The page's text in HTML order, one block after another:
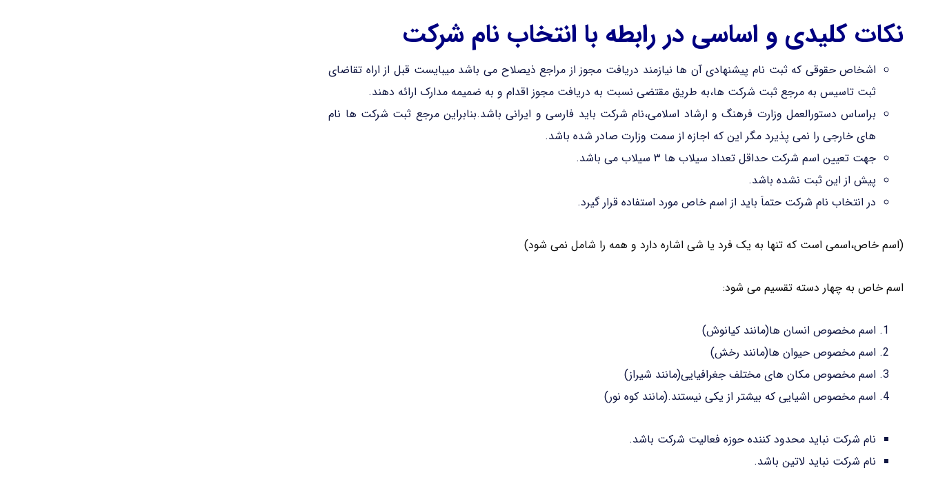
نکات کلیدی و اساسی در رابطه با انتخاب نام شرکت
اشخاص حقوقی که ثبت نام پیشنهادی آن ها نیازمند دریافت مجوز از مراجع ذیصلاح می باشد میبایست قبل از اراه تقاضای
ثبت تاسیس به مرجع ثبت شرکت ها،به طریق مقتضی نسبت به دریافت مجوز اقدام و به ضمیمه مدارک ارائه دهند.
براساس دستورالعمل وزارت فرهنگ و ارشاد اسلامی،نام شرکت باید فارسی و ایرانی باشد.بنابراین مرجع ثبت شرکت ها نام
های خارجی را نمی پذیرد مگر این که اجازه از سمت وزارت صادر شده باشد.
جهت تعیین اسم شرکت حداقل تعداد سیلاب ها ۳ سیلاب می باشد.
پیش از این ثبت نشده باشد.
در انتخاب نام شرکت حتماَ باید از اسم خاص مورد استفاده قرار گیرد.
(اسم خاص،اسمی است که تنها به یک فرد یا شی اشاره دارد و همه را شامل نمی شود)
اسم خاص به چهار دسته تقسیم می شود:
اسم مخصوص انسان ها(مانند کیانوش)
اسم مخصوص حیوان ها(مانند رخش)
اسم مخصوص مکان های مختلف جغرافیایی(مانند شیراز)
اسم مخصوص اشیایی که بیشتر از یکی نیستند.(مانند کوه نور)
نام شرکت نباید محدود کننده حوزه فعالیت شرکت باشد.
نام شرکت نباید لاتین باشد.